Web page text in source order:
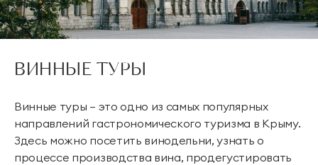
ВИННЫЕ ТУРЫ
Винные туры – это одно из самых популярных
направлений гастрономического туризма в Крыму.
Здесь можно посетить винодельни, узнать о
процессе производства вина, продегустировать